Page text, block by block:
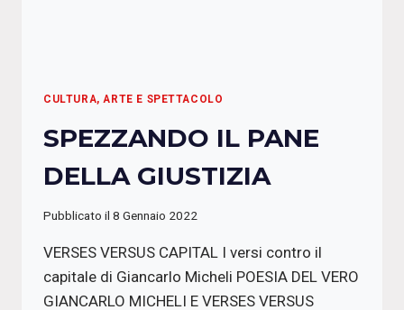
CULTURA, ARTE E SPETTACOLO
SPEZZANDO IL PANE
DELLA GIUSTIZIA
Pubblicato il 8 Gennaio 2022
VERSES VERSUS CAPITAL I versi contro il
capitale di Giancarlo Micheli POESIA DEL VERO
GIANCARLO MICHELI E VERSES VERSUS